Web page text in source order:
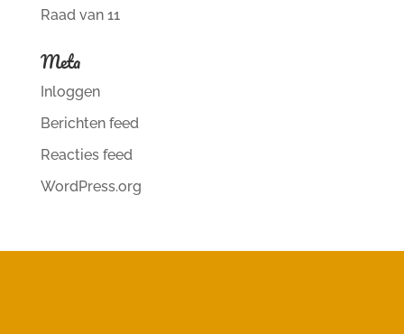
Raad van 11
Meta
Inloggen
Berichten feed
Reacties feed
WordPress.org